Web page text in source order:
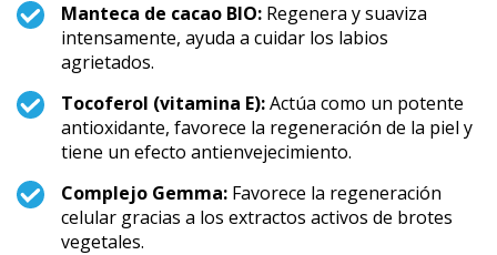
Manteca de cacao BIO: Regenera y suaviza
intensamente, ayuda a cuidar los labios
agrietados.
Tocoferol (vitamina E):Actúa como un potente
antioxidante, favorece la regeneración de la piel y
tiene un efecto antienvejecimiento.
Complejo Gemma: Favorece la regeneración
celular gracias a los extractos activos de brotes
vegetales.